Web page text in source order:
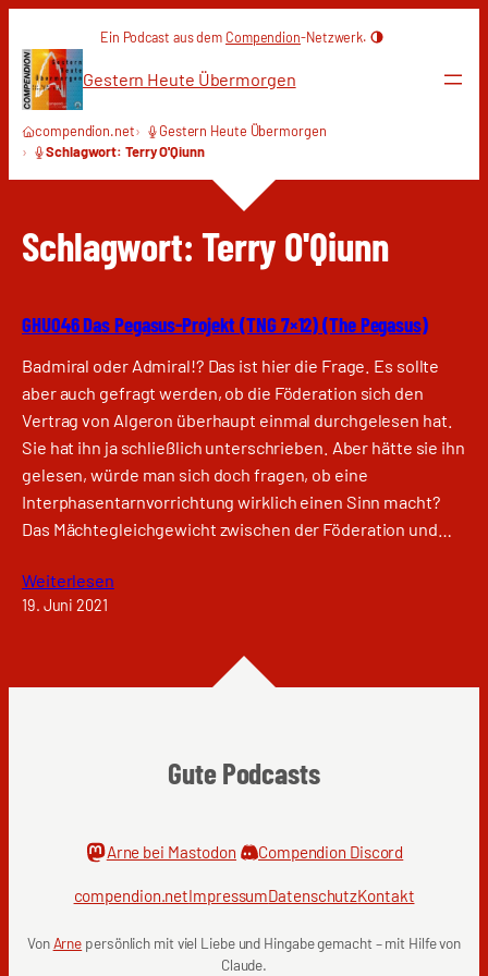
Inhalt
springen
Ein Podcast aus dem Compendion-Netzwerk.
Gestern Heute Übermorgen
compendion.net
Gestern Heute Übermorgen
Schlagwort: Terry O'Qiunn
Schlagwort: Terry O'Qiunn
GHU046 Das Pegasus-Projekt (TNG 7×12) (The Pegasus)
Badmiral oder Admiral!? Das ist hier die Frage. Es sollte
aber auch gefragt werden, ob die Föderation sich den
Vertrag von Algeron überhaupt einmal durchgelesen hat.
Sie hat ihn ja schließlich unterschrieben. Aber hätte sie ihn
gelesen, würde man sich doch fragen, ob eine
Interphasentarnvorrichtung wirklich einen Sinn macht?
Das Mächtegleichgewicht zwischen der Föderation und…
Weiterlesen
19. Juni 2021
Gute Podcasts
Arne bei Mastodon Compendion Discord
compendion.netImpressumDatenschutzKontakt
VonArne persönlich mit viel Liebe und Hingabe gemacht – mit Hilfe von
Claude.